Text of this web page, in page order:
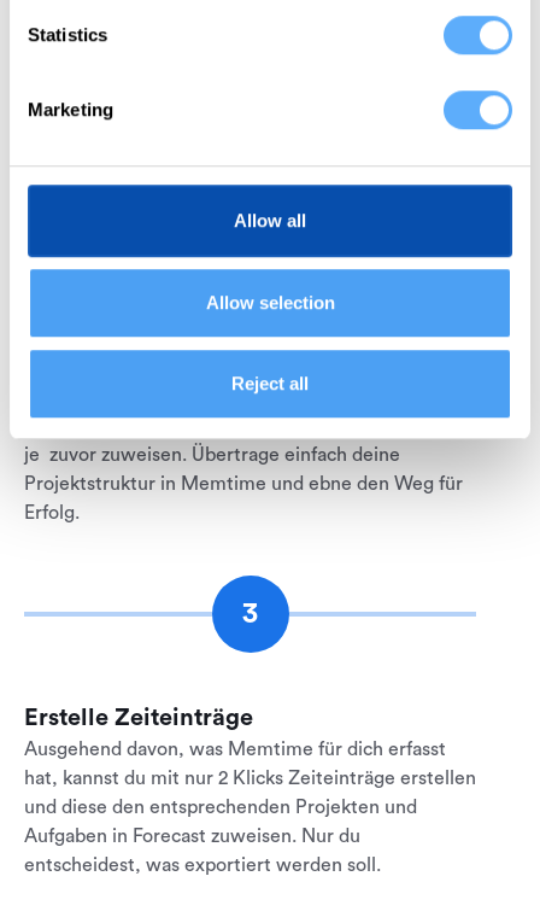
Statistics
Marketing
Allow all
Allow selection
Reject all
Memtime ist von vornherein mit Forecast integriert.
vornehmen. Wähle während des
verfügbaren Apps aus und fahre fort.
2
Memtime spiegelt deine Projekte und Aufgaben in
je zuvor zuweisen. Übertrage einfach deine
Projektstruktur in Memtime und ebne den Weg für
Erfolg.
3
Erstelle Zeiteinträge
Ausgehend davon, was Memtime für dich erfasst
hat, kannst du mit nur 2 Klicks Zeiteinträge erstellen
und diese den entsprechenden Projekten und
Aufgaben in Forecast zuweisen. Nur du
entscheidest, was exportiert werden soll.